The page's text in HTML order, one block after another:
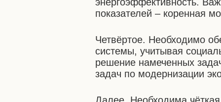
показателей – коренная
Четвёртое. Необходимо
системы, учитывая
решение намеченных
задач по модернизации